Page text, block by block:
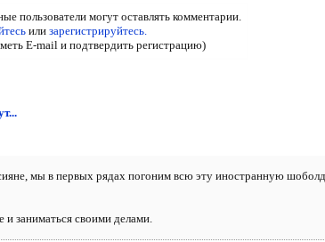
пользователи могут оставлять комментарии.
или зарегистрируйтесь.
E-mail и подтвердить регистрацию)
мы в первых рядах погоним всю эту иностранную
и заниматься своими делами.